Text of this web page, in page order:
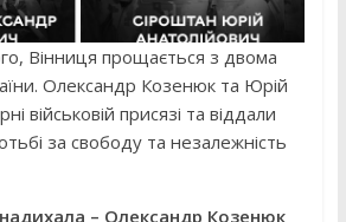
Вінниця прощається з двома
Олександр Козенюк та Юрій
військовій присязі та віддали
за свободу та незалежність
– Олександр Козенюк